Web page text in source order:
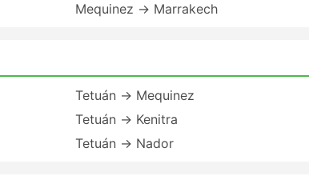
Mequinez → Marrakech
Tetuán → Mequinez
Tetuán → Kenitra
Tetuán → Nador